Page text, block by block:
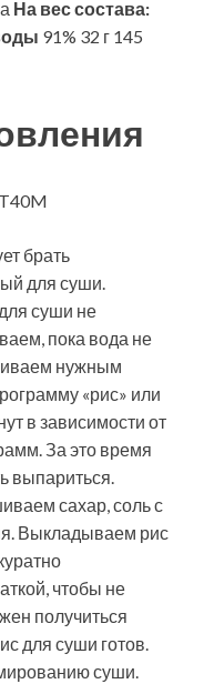
На вес состава:
91% 32 г 145
брать
для суши.
суши не
пока вода не
нужным
«рис» или
в зависимости от
За это время
выпариться.
сахар, соль с
Выкладываем рис
чтобы не
получиться
для суши готов.
суши.